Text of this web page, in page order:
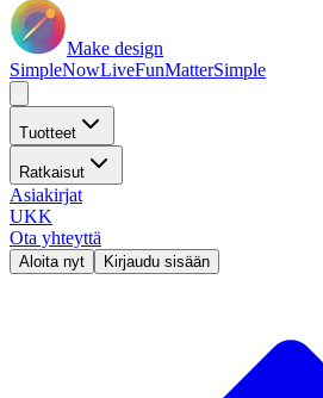
Make design
SimpleNowLiveFunMatterSimple
Tuotteet
Ratkaisut
Asiakirjat
UKK
Ota yhteyttä
Aloita nyt Kirjaudu sisään